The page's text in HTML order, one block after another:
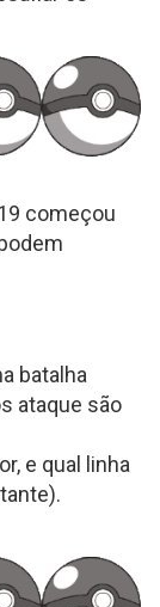
começou
batalha
ataque são
e qual linha